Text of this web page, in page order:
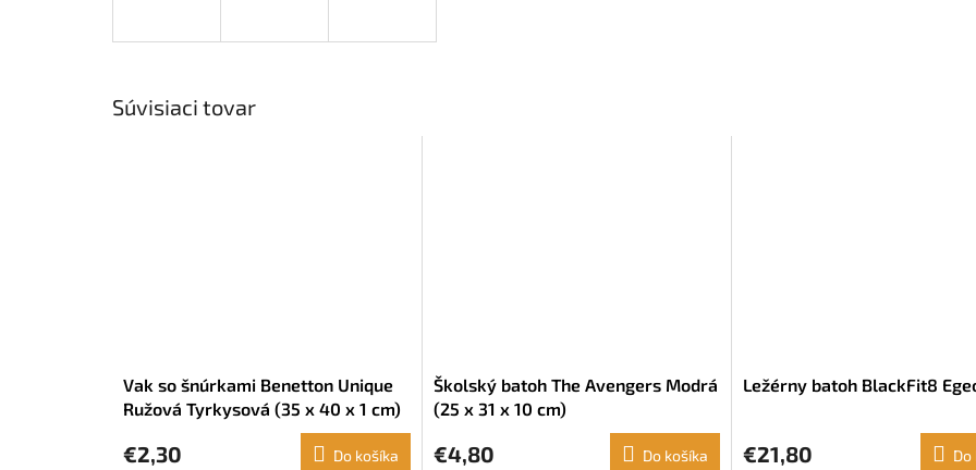
Súvisiaci tovar
Vak so šnúrkami Benetton Unique
Ružová Tyrkysová (35 x 40 x 1 cm)
€2,30 Do košíka
Školský batoh The Avengers Modrá
(25 x 31 x 10 cm)
€4,80 Do košíka
Ležérny batoh BlackFit8
€21,80 Do